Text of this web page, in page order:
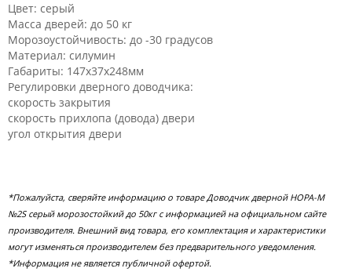
Цвет: серый
Масса дверей: до 50 кг
Морозоустойчивость: до -30 градусов
Материал: силумин
Габариты: 147х37х248мм
Регулировки дверного доводчика:
скорость закрытия
скорость прихлопа (довода) двери
угол открытия двери
*Пожалуйста, сверяйте информацию о товаре Доводчик дверной НОРА-М
№2S серый морозостойкий до 50кг с информацией на официальном сайте
производителя. Внешний вид товара, его комплектация и характеристики
могут изменяться производителем без предварительного уведомления.
*Информация не является публичной офертой.